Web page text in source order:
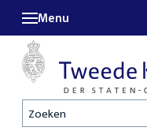
Zoeken
Menu